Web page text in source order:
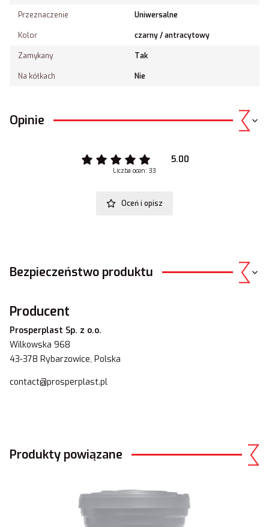
Przeznaczenie Uniwersalne
Kolor czarny / antracytowy
Zamykany Tak
Na kółkach Nie
Opinie
5.00
Liczba ocen: 33
Oceń i opisz
Bezpieczeństwo produktu
Producent
Prosperplast Sp. z o.o.
Wilkowska 968
43-378 Rybarzowice, Polska
contact@prosperplast.pl
Produkty powiązane